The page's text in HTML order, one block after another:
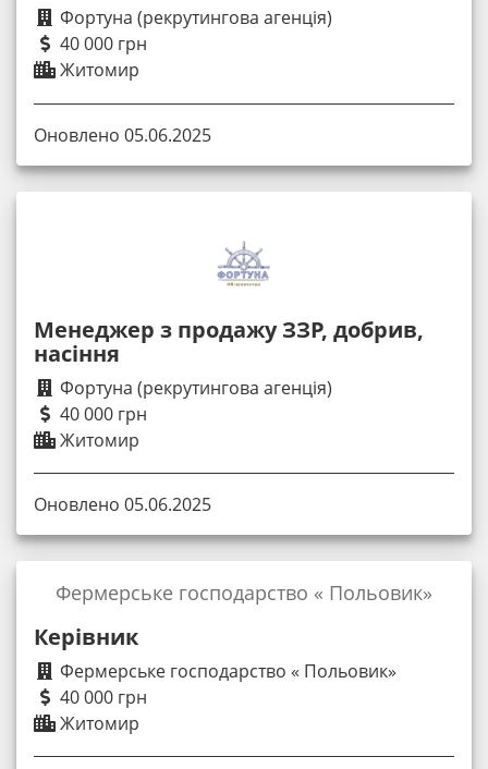
Фортуна (рекрутингова агенція)
40 000 грн
Житомир
Оновлено 05.06.2025
Менеджер з продажу ЗЗР, добрив,
насіння
Фортуна (рекрутингова агенція)
40 000 грн
Житомир
Оновлено 05.06.2025
Керівник
Фермерське господарство « Польовик»
40 000 грн
Житомир
Фермерське господарство « Польовик»